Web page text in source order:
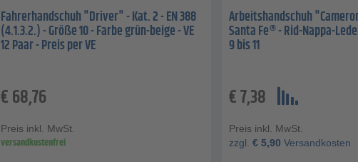
Fahrerhandschuh "Driver" - Kat. 2 - EN 388
(4.1.3.2.) - Größe 10 - Farbe grün-beige - VE
12 Paar - Preis per VE
€68,76
Preis inkl. MwSt.
versandkostenfrei
Arbeitshandschuh
Santa Fe® - Rid-Nappa-
9 bis 11
€7,38
Preis inkl. MwSt.
zzgl. € 5,90 Versandkosten